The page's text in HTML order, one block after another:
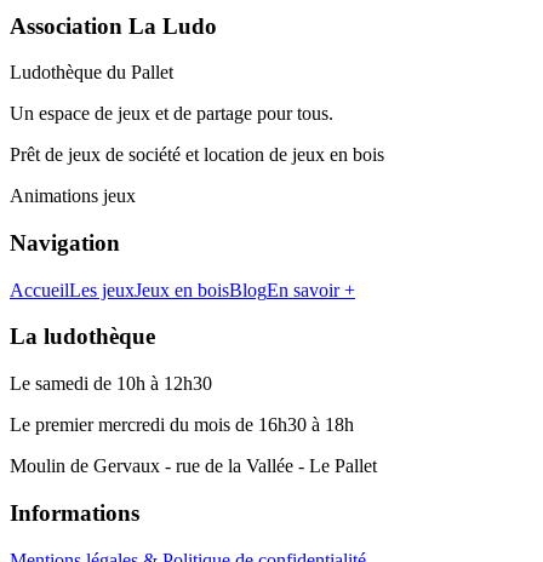
Association La Ludo
Ludothèque du Pallet
Un espace de jeux et de partage pour tous.
Prêt de jeux de société et location de jeux en bois
Animations jeux
Navigation
AccueilLes jeuxJeux en boisBlogEn savoir +
La ludothèque
Le samedi de 10h à 12h30
Le premier mercredi du mois de 16h30 à 18h
Moulin de Gervaux - rue de la Vallée - Le Pallet
Informations